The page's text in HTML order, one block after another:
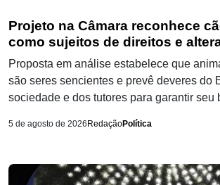
Projeto na Câmara reconhece
como sujeitos de direitos e
Proposta em análise estabelece que
são seres sencientes e prevê deveres do
sociedade e dos tutores para garantir seu
5 de agosto de 2026 RedaçãoPolítica